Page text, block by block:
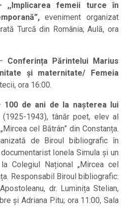
,,Implicarea femeii turce în
eveniment organizat
Turcă din România; Aulă, ora
Conferința Părintelui Marius
și maternitate/ Femeia
ora 16:00.
100 de ani de la nașterea lui
1943), tânăr poet, elev al
cel Bătrân” din Constanța.
de Biroul bibliografic în
Ionela Simula și un
Colegiul Național „Mircea cel
Responsabil Biroul bibliografic:
dr. Luminița Stelian,
și Adriana Pitu; ora 11:00, Sala